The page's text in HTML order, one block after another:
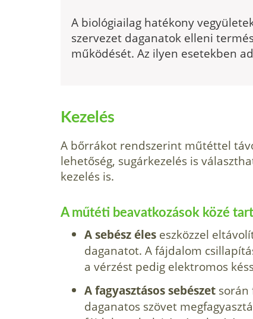
A biológiailag hatékony
szervezet daganatok elleni
működését. Az ilyen esetekben
Kezelés
A bőrrákot rendszerint műtéttel
lehetőség, sugárkezelés is
kezelés is.
A műtéti beavatkozások közé
A sebész éles eszközzel
daganatot. A fájdalom
a vérzést pedig elektromos
A fagyasztásos sebészet során
daganatos szövet